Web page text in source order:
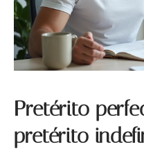
Pretérito
pretérito